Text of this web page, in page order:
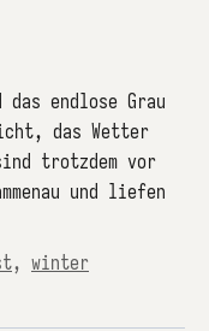
das endlose Grau
das Wetter
trotzdem vor
und liefen
, winter